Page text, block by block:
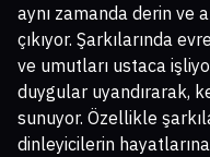
aynı zamanda derin ve
çıkıyor. Şarkılarında
ve umutları ustaca
duygular uyandırarak,
sunuyor. Özellikle
dinleyicilerin